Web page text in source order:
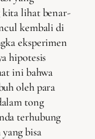
kita lihat benar-
kembali di
eksperimen
hipotesis
ini bahwa
oleh para
tong
terhubung
bisa